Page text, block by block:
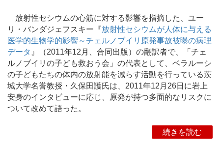
放射性セシウムの心筋に対する影響を指摘した、ユー
リ・バンダジェフスキー『放射性セシウムが人体に与える
医学的生物学的影響～チェルノブイリ原発事故被曝の病理
データ 』（2011年12月、合同出版）の翻訳者で、「チェ
ルノブイリの子ども救おう会」の代表として、ベラルーシ
の子どもたちの体内の放射能を減らす活動を行っている茨
城大学名誉教授・久保田護氏は、2011年12月26日に岩上
安身のインタビューに応じ、原発が持つ多面的なリスクに
ついて改めて語った。
続きを読む